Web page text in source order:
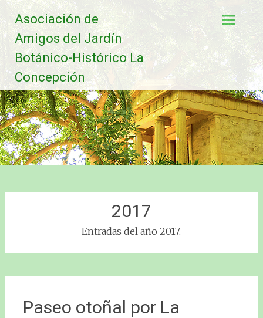
Saltar
al
contenido
Asociación de
Amigos del Jardín
Botánico-Histórico La
Concepción
2017
Entradas del año 2017.
Paseo otoñal por La